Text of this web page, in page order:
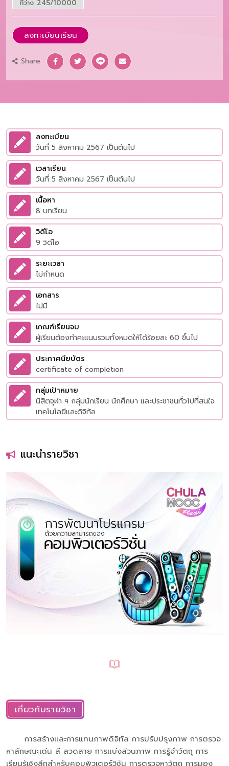
ที่ว่าง 245/10000
ลงทะเบียนเรียน
Share
ลงทะเบียน
วันที่ 5 สิงหาคม 2567 เป็นต้นไป
เวลาเรียน
วันที่ 5 สิงหาคม 2567 เป็นต้นไป
เนื้อหา
8 บทเรียน
วิดีโอ
9 วิดีโอ
ระยะเวลา
ไม่กำหนด
เอกสาร
ไม่มี
เกณฑ์เรียนจบ
ผู้เรียนต้องทำคะแนนรวมทั้งหมดให้ได้ร้อยละ 60 ขึ้นไป
ประกาศนียบัตร
certificate of completion
กลุ่มเป้าหมาย
นิสิตจุฬา ฯ กลุ่มนักเรียน นักศึกษา และประชาชนทั่วไปที่สนใจ
เทคโนโลยีและดิจิทัล
แนะนำรายวิชา
เกี่ยวกับรายวิชา
การสร้างและการแทนภาพดิจิทัล การปรับปรุงภาพ การตรวจ
หาลักษณะเด่น สี ลวดลาย การแบ่งส่วนภาพ การรู้จำวัตถุ การ
เรียนรู้เชิงลึกสำหรับคอมพิวเตอร์วิชัน การตรวจหาวัตถุ การมอง